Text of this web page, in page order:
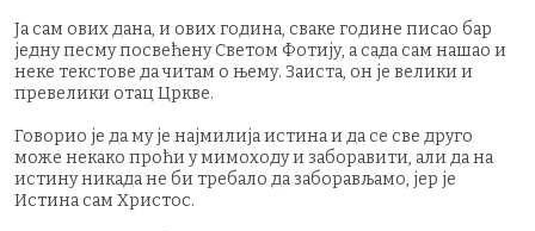
Ја сам ових дана, и ових година, сваке године писао бар
једну песму посвећену Светом Фотију, а сада сам нашао и
неке текстове да читам о њему. Заиста, он је велики и
превелики отац Цркве.
Говорио је да му је најмилија истина и да се све друго
може некако проћи у мимоходу и заборавити, али да на
истину никада не би требало да заборављамо, јер је
Истина сам Христос.